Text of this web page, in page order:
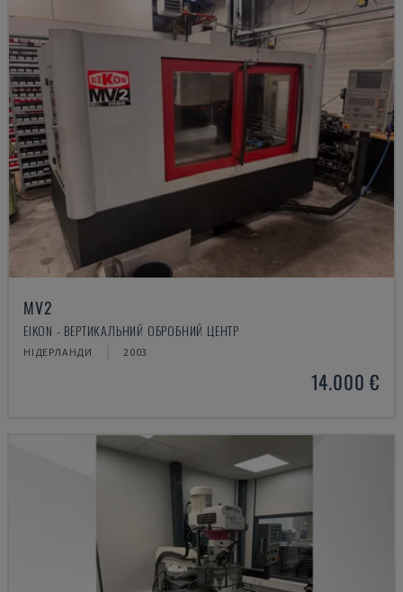
MV2
EIKON - ВЕРТИКАЛЬНИЙ ОБРОБНИЙ ЦЕНТР
НІДЕРЛАНДИ 2003
14.000 €